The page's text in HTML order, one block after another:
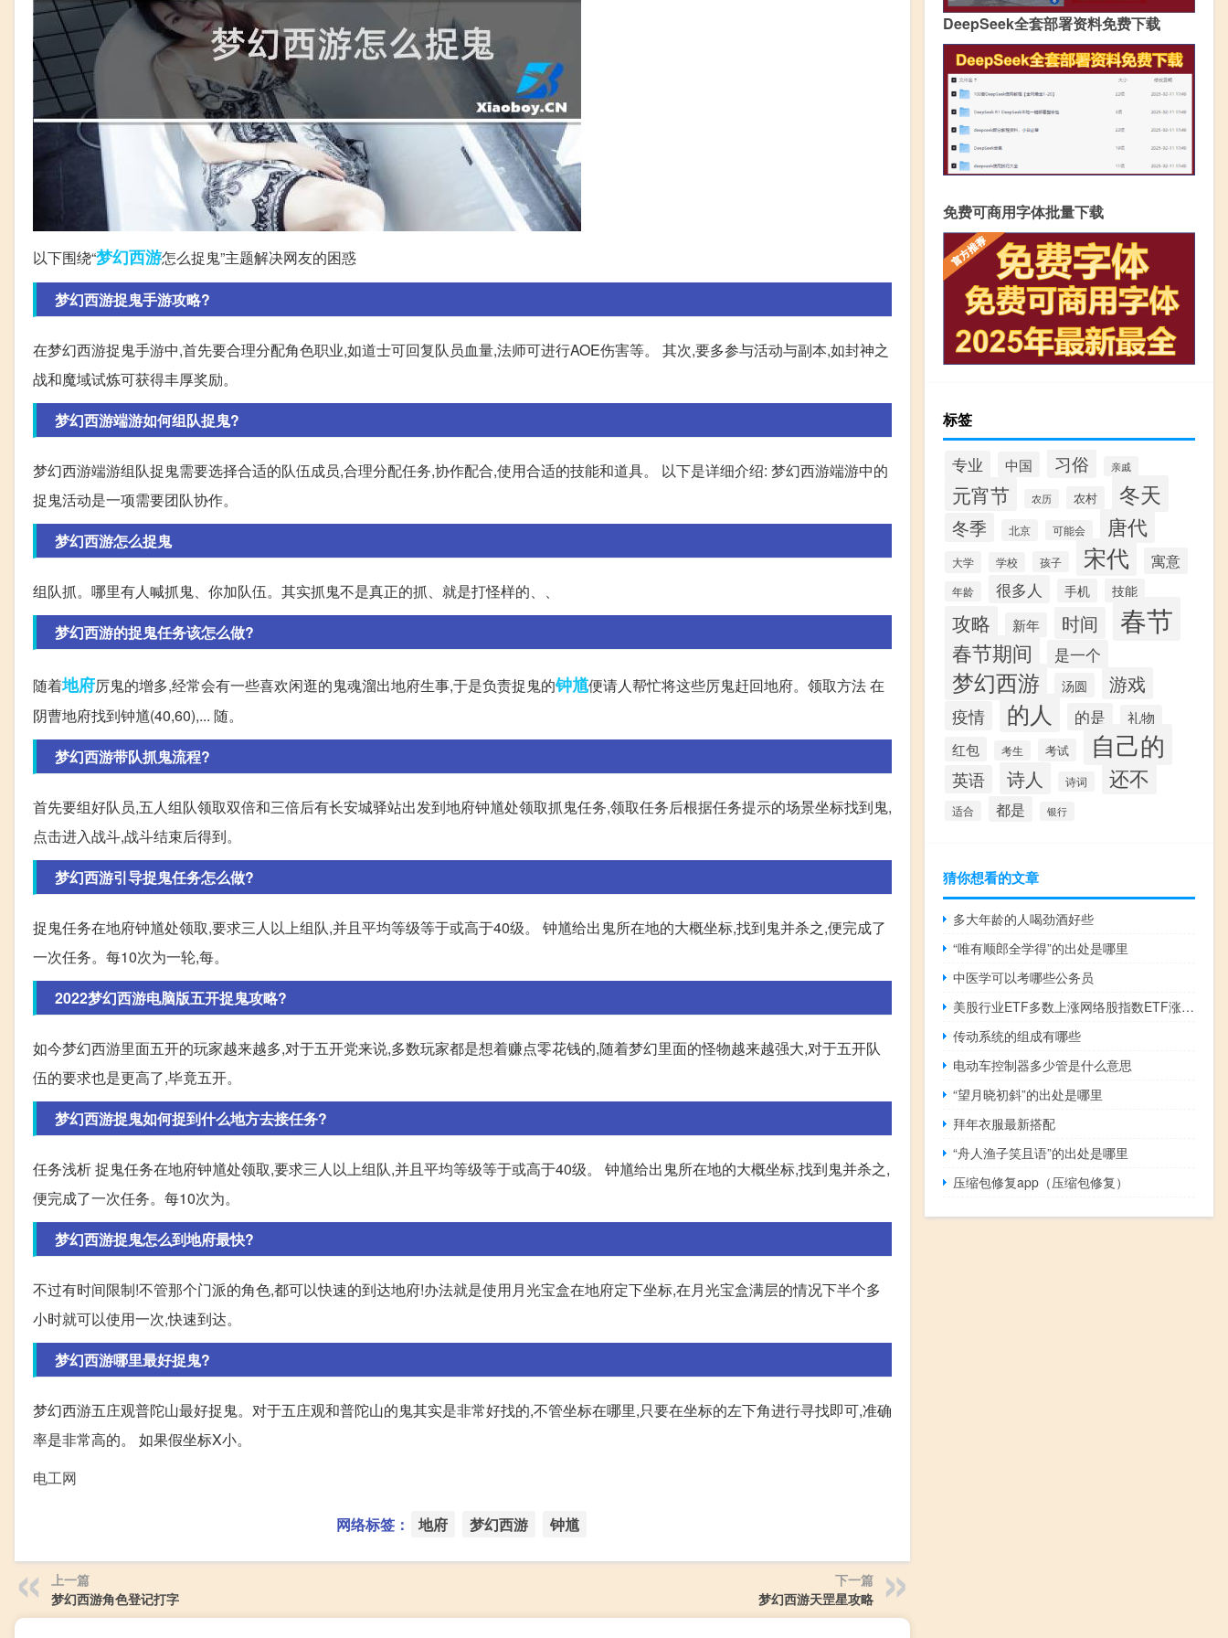
以下围绕“梦幻西游怎么捉鬼”主题解决网友的困惑
梦幻西游捉鬼手游攻略?
在梦幻西游捉鬼手游中,首先要合理分配角色职业,如道士可回复队员血量,法师可进行AOE伤害等。 其次,要多参与活动与副本,如封神之
战和魔域试炼可获得丰厚奖励。
梦幻西游端游如何组队捉鬼?
梦幻西游端游组队捉鬼需要选择合适的队伍成员,合理分配任务,协作配合,使用合适的技能和道具。 以下是详细介绍: 梦幻西游端游中的
捉鬼活动是一项需要团队协作。
梦幻西游怎么捉鬼
组队抓。哪里有人喊抓鬼、你加队伍。其实抓鬼不是真正的抓、就是打怪样的、、
梦幻西游的捉鬼任务该怎么做?
随着地府厉鬼的增多,经常会有一些喜欢闲逛的鬼魂溜出地府生事,于是负责捉鬼的钟馗便请人帮忙将这些厉鬼赶回地府。领取方法 在
阴曹地府找到钟馗(40,60),... 随。
梦幻西游带队抓鬼流程?
首先要组好队员,五人组队领取双倍和三倍后有长安城驿站出发到地府钟馗处领取抓鬼任务,领取任务后根据任务提示的场景坐标找到鬼,
点击进入战斗,战斗结束后得到。
梦幻西游引导捉鬼任务怎么做?
捉鬼任务在地府钟馗处领取,要求三人以上组队,并且平均等级等于或高于40级。 钟馗给出鬼所在地的大概坐标,找到鬼并杀之,便完成了
一次任务。每10次为一轮,每。
2022梦幻西游电脑版五开捉鬼攻略?
如今梦幻西游里面五开的玩家越来越多,对于五开党来说,多数玩家都是想着赚点零花钱的,随着梦幻里面的怪物越来越强大,对于五开队
伍的要求也是更高了,毕竟五开。
梦幻西游捉鬼如何捉到什么地方去接任务?
任务浅析 捉鬼任务在地府钟馗处领取,要求三人以上组队,并且平均等级等于或高于40级。 钟馗给出鬼所在地的大概坐标,找到鬼并杀之,
便完成了一次任务。每10次为。
梦幻西游捉鬼怎么到地府最快?
不过有时间限制!不管那个门派的角色,都可以快速的到达地府!办法就是使用月光宝盒在地府定下坐标,在月光宝盒满层的情况下半个多
小时就可以使用一次,快速到达。
梦幻西游哪里最好捉鬼?
梦幻西游五庄观普陀山最好捉鬼。对于五庄观和普陀山的鬼其实是非常好找的,不管坐标在哪里,只要在坐标的左下角进行寻找即可,准确
率是非常高的。 如果假坐标X小。
电工网
网络标签： 地府 梦幻西游 钟馗
上一篇
梦幻西游角色登记打字
下一篇
梦幻西游天罡星攻略
DeepSeek全套部署资料免费下载
免费可商用字体批量下载
标签
专业 中国 习俗 亲戚
元宵节 农历 农村 冬天
冬季 北京 可能会 唐代
大学 学校 孩子 宋代 寓意
年龄 很多人 手机 技能
攻略 新年 时间 春节
春节期间 是一个
梦幻西游 汤圆 游戏
疫情 的人 的是
礼物
红包
考生 考试 自己的
英语 诗人 诗词 还不
适合 都是 银行
猜你想看的文章
多大年龄的人喝劲酒好些
“唯有顺郎全学得”的出处是哪里
中医学可以考哪些公务员
美股行业ETF多数上涨网络股指数ETF涨1.5%全球航空业、区域银行ETF涨0.5%
传动系统的组成有哪些
电动车控制器多少管是什么意思
“望月晓初斜”的出处是哪里
拜年衣服最新搭配
“舟人渔子笑且语”的出处是哪里
压缩包修复app（压缩包修复）